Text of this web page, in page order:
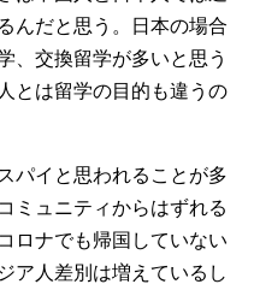
んだと思う。日本の場合
、交換留学が多いと思う
とは留学の目的も違うの
パイと思われることが多
ミュニティからはずれる
ロナでも帰国していない
ア人差別は増えているし